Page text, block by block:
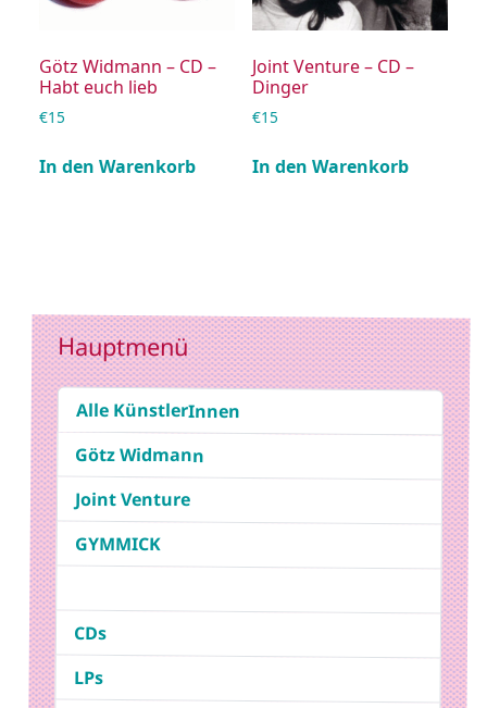
Hauptmenü
Alle KünstlerInnen
Götz Widmann
Joint Venture
GYMMICK
CDs
LPs
Götz Widmann – CD –
Habt euch lieb
€15
In den Warenkorb
Joint Venture – CD –
Dinger
€15
In den Warenkorb